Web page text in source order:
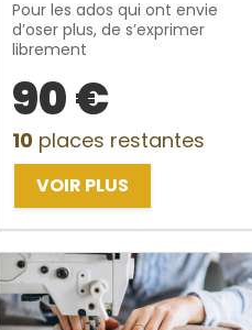
Pour les ados qui ont envie
d’oser plus, de s’exprimer
librement
90 €
10 places restantes
VOIR PLUS